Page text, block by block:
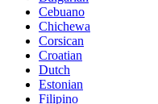
Cebuano
Chichewa
Corsican
Croatian
Dutch
Estonian
Filipino